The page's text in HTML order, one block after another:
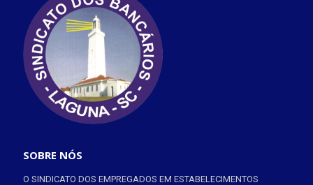
SOBRE NÓS
O SINDICATO DOS EMPREGADOS EM ESTABELECIMENTOS